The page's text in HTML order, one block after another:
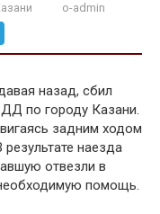
o-admin
назад, сбил
по городу Казани.
задним ходом
наезда
отвезли в
помощь.